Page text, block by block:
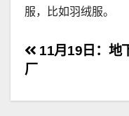
服，比如羽绒服。
文
章
11月19日：地
厂